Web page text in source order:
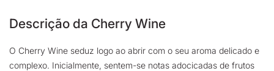
Descrição da Cherry Wine
O Cherry Wine seduz logo ao abrir com o seu aroma delicado e
complexo. Inicialmente, sentem-se notas adocicadas de frutos